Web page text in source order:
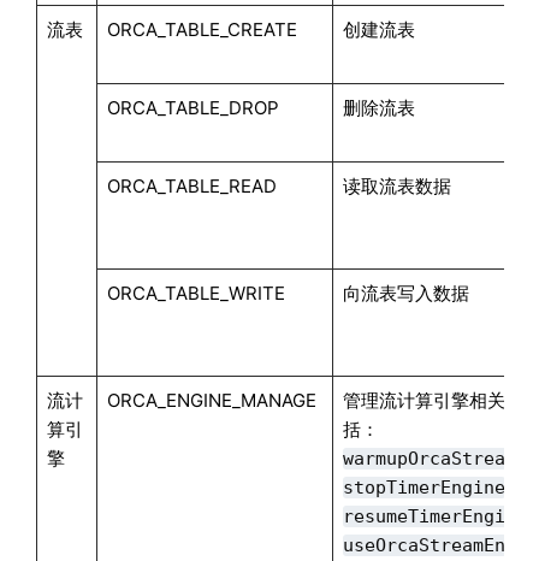
流表 ORCA_TABLE_CREATE 创建流表
ORCA_TABLE_DROP 删除流表
ORCA_TABLE_READ 读取流表数据
ORCA_TABLE_WRITE 向流表写入数据
流计
算引
擎
ORCA_ENGINE_MANAGE
管理流计算引擎相关操
括：
stopTimerEngine
resumeTimerEngine